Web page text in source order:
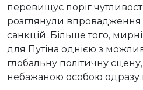
перевищує поріг
розглянули
санкцій. Більше того,
для Путіна однією з
глобальну політичну
небажаною особою одразу